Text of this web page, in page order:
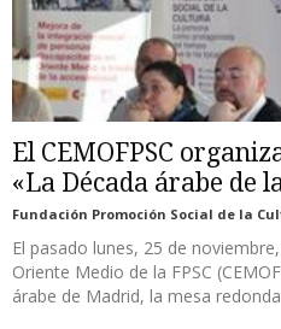
El CEMOFPSC
«La Década árabe de
Fundación Promoción Social de la
El pasado lunes, 25 de
Oriente Medio de la FPSC
árabe de Madrid, la mesa